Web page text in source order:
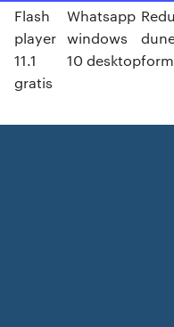
Flash
player
11.1
gratis
Whatsapp
windows
10 desktop